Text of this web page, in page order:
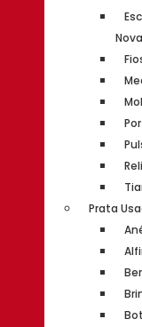
Nova
Prata